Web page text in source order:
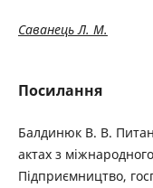
Саванець Л. М.
Посилання
Балдинюк В. В.
актах з
Підприємництво,